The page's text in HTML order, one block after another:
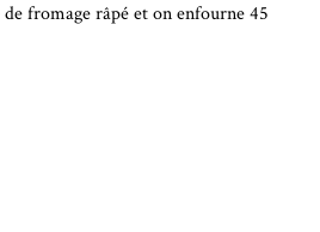
fromage râpé et on enfourne 45